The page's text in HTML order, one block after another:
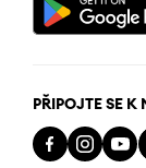
PŘIPOJTE SE K